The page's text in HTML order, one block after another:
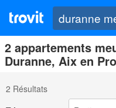
2 appartements
Duranne, Aix en
2 Résultats